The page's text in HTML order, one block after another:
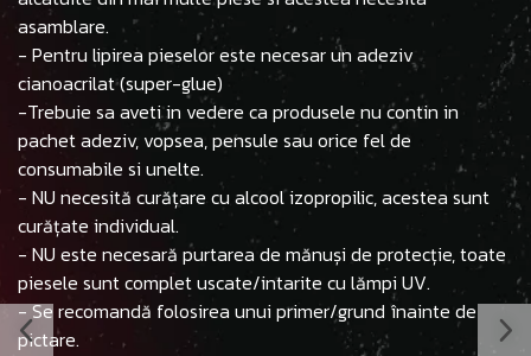
asamblare.
- Pentru lipirea pieselor este necesar un adeziv
cianoacrilat (super-glue)
-Trebuie sa aveti in vedere ca produsele nu contin in
pachet adeziv, vopsea, pensule sau orice fel de
consumabile si unelte.
- NU necesită curățare cu alcool izopropilic, acestea sunt
curățate individual.
- NU este necesară purtarea de mănuși de protecție, toate
piesele sunt complet uscate/intarite cu lămpi UV.
- Se recomandă folosirea unui primer/grund înainte de
pictare.